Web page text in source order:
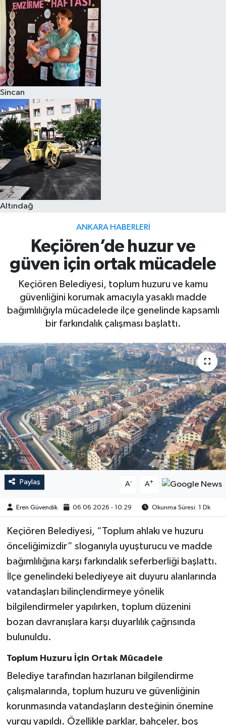
Sincan
Altındağ
ANKARA HABERLERI
Keçiören’de huzur ve
güven için ortak mücadele
Keçiören Belediyesi, toplum huzuru ve kamu
güvenliğini korumak amacıyla yasaklı madde
bağımlılığıyla mücadelede ilçe genelinde kapsamlı
bir farkındalık çalışması başlattı.
Paylaş A- A+
Eren Güvendik 06.06.2026 - 10:29 Okunma Süresi: 1 Dk
Keçiören Belediyesi, “Toplum ahlakı ve huzuru
önceliğimizdir” sloganıyla uyuşturucu ve madde
bağımlılığına karşı farkındalık seferberliği başlattı.
İlçe genelindeki belediyeye ait duyuru alanlarında
vatandaşları bilinçlendirmeye yönelik
bilgilendirmeler yapılırken, toplum düzenini
bozan davranışlara karşı duyarlılık çağrısında
bulunuldu.
Toplum Huzuru İçin Ortak Mücadele
Belediye tarafından hazırlanan bilgilendirme
çalışmalarında, toplum huzuru ve güvenliğinin
korunmasında vatandaşların desteğinin önemine
vurgu yapıldı. Özellikle parklar, bahçeler, boş